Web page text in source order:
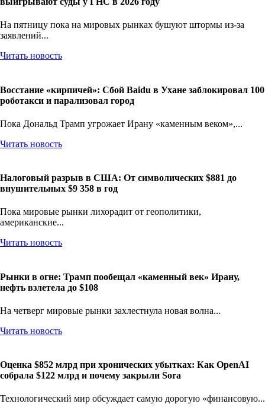
На пятницу пока на мировых рынках бушуют штормы из-за
заявлений...
Читать новость
Восстание «кирпичей»: Сбой Baidu в Ухане заблокировал 100
роботакси и парализовал город
Пока Дональд Трамп угрожает Ирану «каменным веком»,...
Читать новость
Налоговый разрыв в США: От символических $881 до
внушительных $9 358 в год
Пока мировые рынки лихорадит от геополитики,
американские...
Читать новость
Рынки в огне: Трамп пообещал «каменный век» Ирану,
нефть взлетела до $108
На четверг мировые рынки захлестнула новая волна...
Читать новость
Оценка $852 млрд при хронических убытках: Как OpenAI
собрала $122 млрд и почему закрыли Sora
Технологический мир обсуждает самую дорогую «финансовую...